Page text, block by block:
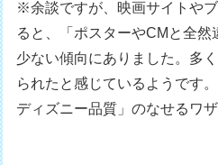
※余談ですが、映画サイトや
ると、「ポスターやCMと全
少ない傾向にありました。多
られたと感じているようです
ディズニー品質」のなせるワ